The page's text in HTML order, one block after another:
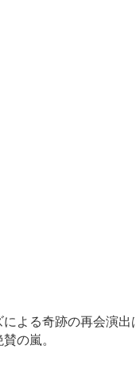
による奇跡の再会演
の嵐。